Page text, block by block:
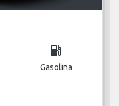
local_gas_station
Gasolina